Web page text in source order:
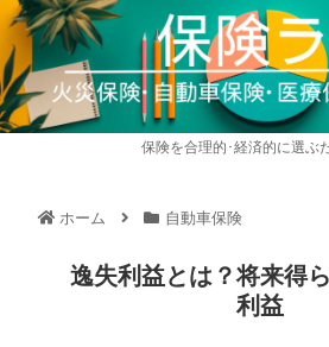
保険を合理的･経済的に選ぶ
ホーム 自動車保険
逸失利益とは？将来得
利益